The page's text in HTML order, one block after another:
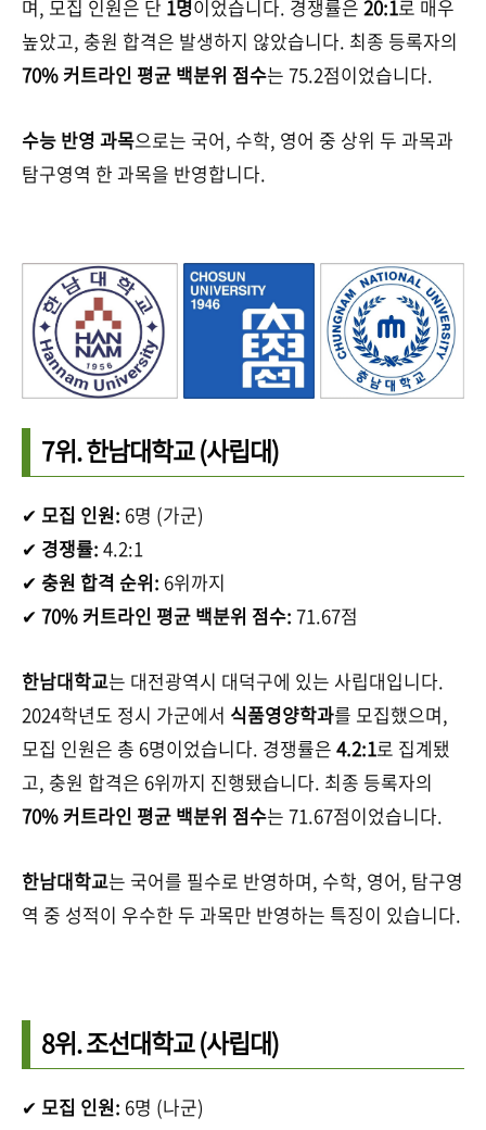
며, 모집 인원은 단 1명이었습니다. 경쟁률은 20:1로 매우
높았고, 충원 합격은 발생하지 않았습니다. 최종 등록자의
70% 커트라인 평균 백분위 점수는 75.2점이었습니다.
수능 반영 과목으로는 국어, 수학, 영어 중 상위 두 과목과
탐구영역 한 과목을 반영합니다.
7위.한남대학교(사립대)
✔ 모집 인원: 6명 (가군)
✔ 경쟁률: 4.2:1
✔ 충원 합격 순위: 6위까지
✔ 70% 커트라인 평균 백분위 점수: 71.67점
한남대학교는 대전광역시 대덕구에 있는 사립대입니다.
2024학년도 정시 가군에서 식품영양학과를 모집했으며,
모집 인원은 총 6명이었습니다. 경쟁률은 4.2:1로 집계됐
고, 충원 합격은 6위까지 진행됐습니다. 최종 등록자의
70% 커트라인 평균 백분위 점수는 71.67점이었습니다.
한남대학교는 국어를 필수로 반영하며, 수학, 영어, 탐구영
역 중 성적이 우수한 두 과목만 반영하는 특징이 있습니다.
8위.조선대학교(사립대)
✔ 모집 인원: 6명 (나군)